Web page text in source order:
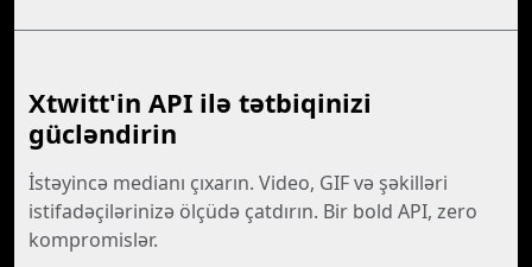
Xtwitt'in API ilə tətbiqinizi
gücləndirin
İstəyincə medianı çıxarın. Video, GIF və şəkilləri
istifadəçilərinizə ölçüdə çatdırın. Bir bold API, zero
kompromislər.